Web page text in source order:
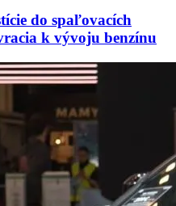
do spaľovacích
k vývoju benzínu